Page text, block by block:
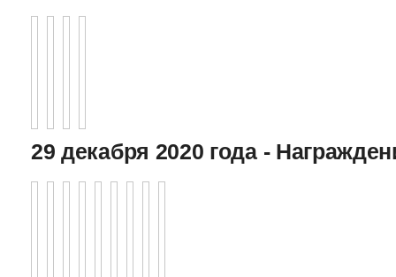
29 декабря 2020 года -